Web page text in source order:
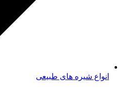
انواع شیره های طبیعی